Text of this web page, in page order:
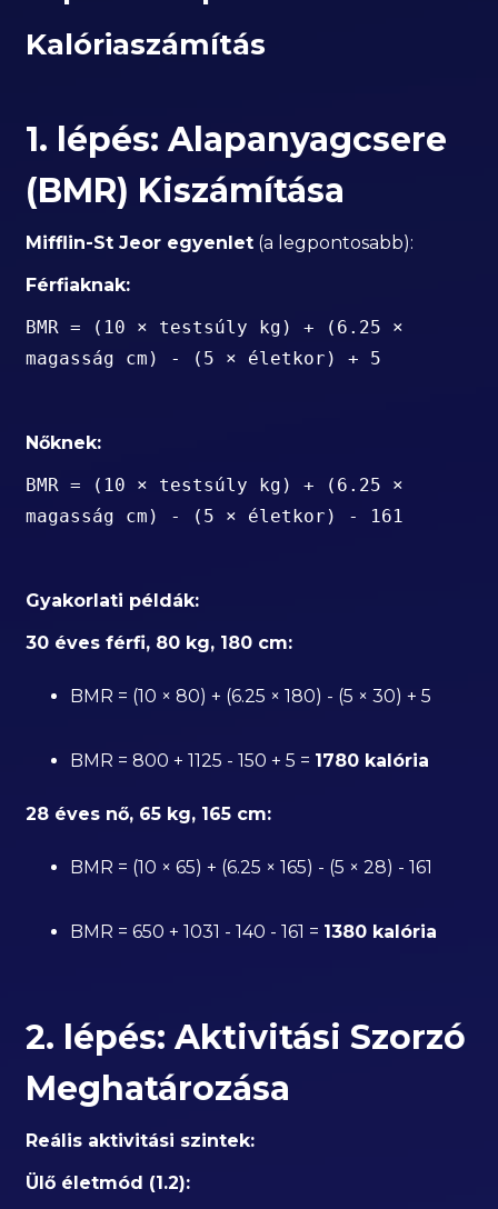
Kalóriaszámítás
1. lépés: Alapanyagcsere
(BMR) Kiszámítása
Mifflin-St Jeor egyenlet (a legpontosabb):
Férfiaknak:
BMR = (10 × testsúly kg) + (6.25 ×
magasság cm) - (5 × életkor) + 5
Nőknek:
BMR = (10 × testsúly kg) + (6.25 ×
magasság cm) - (5 × életkor) - 161
Gyakorlati példák:
30 éves férfi, 80 kg, 180 cm:
BMR = (10 × 80) + (6.25 × 180) - (5 × 30) + 5
BMR = 800 + 1125 - 150 + 5 = 1780 kalória
28 éves nő, 65 kg, 165 cm:
BMR = (10 × 65) + (6.25 × 165) - (5 × 28) - 161
BMR = 650 + 1031 - 140 - 161 = 1380 kalória
2. lépés: Aktivitási Szorzó
Meghatározása
Reális aktivitási szintek:
Ülő életmód (1.2):